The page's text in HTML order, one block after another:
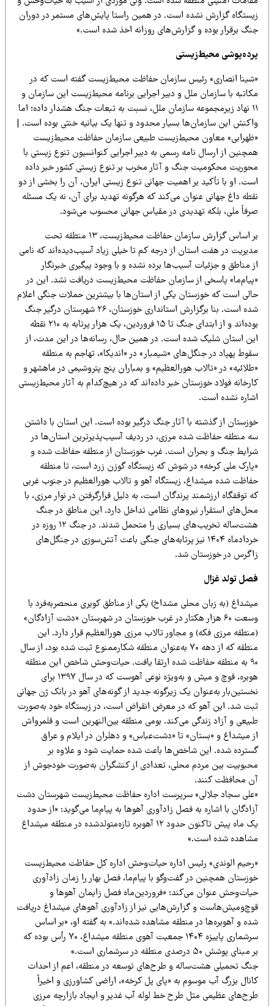
گزارش نشده است. در همین راستا پایش‌های مستمر در دوران
برقرار بوده و گزارش‌های روزانه اخذ شده است.»
محیط‌زیستی
انصاری» رئیس سازمان حفاظت محیط‌زیست گفته است که در
با سازمان ملل و دبیر اجرایی برنامه محیط‌زیست این سازمان و
۱۱ نهاد زیرمجموعه سازمان ملل، نسبت به تبعات جنگ هشدار داده؛ اما
این سازمان‌ها بسیار محدود و تنها یک بیانیه خنثی بوده است. |
معاون محیط‌زیست طبیعی سازمان حفاظت محیط‌زیست
از ارسال نامه رسمی به دبیر اجرایی کنوانسیون تنوع زیستی با
محکومیت جنگ و آثار مخرب بر تنوع زیستی کشور خبر داده
او با تأکید بر اهمیت جهانی تنوع زیستی ایران، آن را بخشی از دو
داغ جهانی عنوان می‌کند که هرگونه تهدید برای آن، نه یک مسئله
ملی، بلکه تهدیدی در مقیاس جهانی محسوب می‌شود.
بر اساس گزارش سازمان حفاظت محیط‌زیست، ۱۳ منطقه تحت
در هفت استان از درجه کم تا خیلی زیاد آسیب‌دیده‌اند که نامی
مناطق و جزئیات آسیب‌ها برده نشده و با وجود پیگیری خبرنگار
پاسخی از سازمان حفاظت محیط‌زیست دریافت نشد. این در
است که خوزستان یکی از استان‌ها با بیشترین حملات جنگی اعلام
شده است. بنا برگزارش استانداری خوزستان، ۲۶ شهرستان درگیر جنگ
بوده‌اند و از ابتدای جنگ تا ۱۵ فروردین، یک هزار پرتابه به ۲۱۰ نقطه
استان شلیک شده است. در همین حال، رسانه‌ها در این مدت، از
پهپاد در جنگل‌های «شیمبار» در «اندیکا»، تهاجم به منطقه
در «تالاب هورالعظیم» و بمباران پنج پتروشیمی در ماهشهر و
فولاد خوزستان خبر داده‌اند که در هیچ‌کدام به آثار محیط‌زیستی
نشده است.
از گذشته با آثار جنگ درگیر بوده است. این استان با داشتن
منطقه حفاظت شده مرزی، در ردیف آسیب‌پذیرترین استان‌ها در
جنگ و بحران است. غرب خوزستان از منطقه حفاظت شده و
ملی کرخه» در شوش که زیستگاه گوزن زرد است، تا منطقه
شده میشداغ، زیستگاه آهو و تالاب هورالعظیم در جنوب غربی
توقفگاه ارزشمند پرندگان است، به دلیل قرارگرفتن در نوار مرزی، با
استقرار نیروهای نظامی تداخل دارد. این مناطق در جنگ
هشت‌ساله تخریب‌های بسیاری را متحمل شدند. در جنگ ۱۲ روزه در
خردادماه ۱۴۰۴ نیز پرتابه‌های جنگی باعث آتش‌سوزی در جنگل‌های
در خوزستان شد.
تولد غزال
(به زبان محلی مشداخ) یکی از مناطق کویری منحصربه‌فرد با
وسعت ۶۰ هزار هکتار در غرب خوزستان در شهرستان «دشت آزادگان»
مرزی فکه) و مجاور تالاب مرزی هورالعظیم قرار دارد. این
منطقه که از دهه ۷۰ به‌عنوان منطقه شکارممنوع ثبت شده بود، از سال
۹۰ به منطقه حفاظت شده ارتقا یافت. حیات‌وحش شاخص این منطقه
هوبره، قوچ و میش و به‌ویژه نوعی آهوست که در سال ۱۳۹۷ برای
به‌عنوان یک زیرگونه جدید از گونه‌های آهو در بانک ژن جهانی
شد. این آهو که در معرض انقراض است، در زیستگاه خود به‌صورت
و آزاد زندگی می‌کند. بومی منطقه بین‌النهرین است و قلمرواش
میشداغ و «بستان» تا «دشت‌عباس» و دهلران در ایلام و عراق
شده. این شاخص‌ها باعث شده حمایت شود و علاوه بر
بین مردم محلی، تعدادی از کنشگران به‌صورت خودجوش از
محافظت کنند.
سجاد جلالی» سرپرست اداره حفاظت محیط‌زیست شهرستان دشت
با اشاره به فصل زادآوری آهوها به پیام‌ما می‌گوید: «از حدود
یک ماه پیش تاکنون حدود ۱۲ آهوبره تازه‌متولدشده در منطقه میشداغ
شده است.»
الوندی» رئیس اداره حیات‌وحش اداره کل حفاظت محیط‌زیست
همچنین در گفت‌وگو با پیام‌ما، فصل بهار را زمان زادآوری
عنوان می‌کند: «فروردین‌ماه فصل زایمان آهوها و
و گزارش‌هایی نیز از زادآوری آهوهای میشداغ دریافت
و آهوبره‌ها در منطقه مشاهده شده‌اند.» به گفته او، «بر اساس
سرشماری پاییزه ۱۴۰۴ جمعیت آهوی منطقه میشداغ، ۷۰ رأس بوده که
پوشش ۵۰ درصدی منطقه در سرشماری است.»
تحمیلی هشت‌ساله و طرح‌های توسعه در منطقه، اعم از احداث
بزرگ آب موسوم به «پای پل کرخه»، اراضی کشاورزی و اخیراً
عظیمی مثل طرح خط لوله آب غدیر و ایجاد بازارچه مرزی